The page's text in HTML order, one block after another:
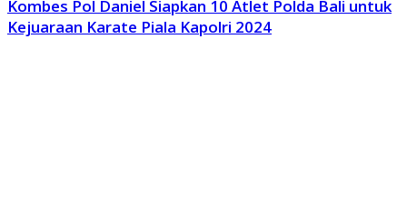
Kombes Pol Daniel Siapkan 10 Atlet Polda Bali untuk
Kejuaraan Karate Piala Kapolri 2024